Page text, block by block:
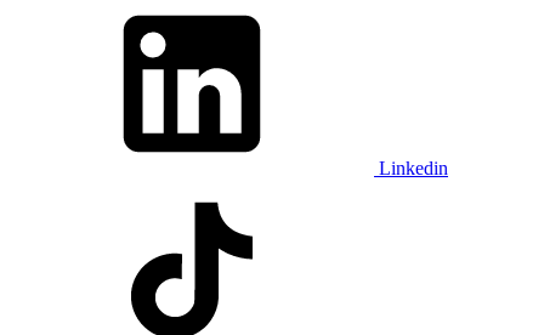
Linkedin